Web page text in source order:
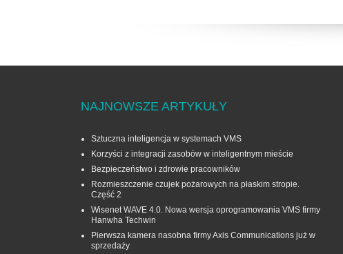
NAJNOWSZE ARTYKUŁY
Sztuczna inteligencja w systemach VMS
Korzyści z integracji zasobów w inteligentnym mieście
Bezpieczeństwo i zdrowie pracowników
Rozmieszczenie czujek pożarowych na płaskim stropie.
Część 2
Wisenet WAVE 4.0. Nowa wersja oprogramowania VMS firmy
Hanwha Techwin
Pierwsza kamera nasobna firmy Axis Communications już w
sprzedaży